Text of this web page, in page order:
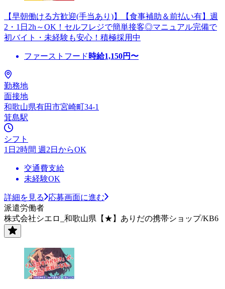
【早朝働ける方歓迎(手当あり)】【食事補助＆前払い有】週
2・1日2h～OK！セルフレジで簡単接客◎マニュアル完備で
初バイト・未経験も安心！積極採用中
ファーストフード 時給1,150円〜
勤務地
面接地
和歌山県有田市宮崎町34-1
箕島駅
シフト
1日2時間 週2日からOK
交通費支給
未経験OK
詳細を見る
応募画面に進む
派遣労働者
株式会社シエロ_和歌山県【★】ありだの携帯ショップ/KB6